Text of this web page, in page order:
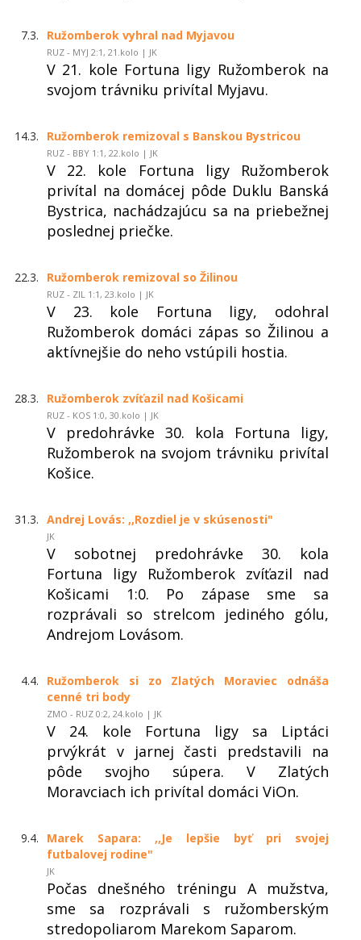
7.3. Ružomberok vyhral nad Myjavou
RUZ - MYJ 2:1, 21.kolo | JK
V 21. kole Fortuna ligy Ružomberok na
svojom trávniku privítal Myjavu.
14.3. Ružomberok remizoval s Banskou Bystricou
RUZ - BBY 1:1, 22.kolo | JK
V 22. kole Fortuna ligy Ružomberok
privítal na domácej pôde Duklu Banská
Bystrica, nachádzajúcu sa na priebežnej
poslednej priečke.
22.3. Ružomberok remizoval so Žilinou
RUZ - ZIL 1:1, 23.kolo | JK
V 23. kole Fortuna ligy, odohral
Ružomberok domáci zápas so Žilinou a
aktívnejšie do neho vstúpili hostia.
28.3. Ružomberok zvíťazil nad Košicami
RUZ - KOS 1:0, 30.kolo | JK
V predohrávke 30. kola Fortuna ligy,
Ružomberok na svojom trávniku privítal
Košice.
31.3. Andrej Lovás: ,,Rozdiel je v skúsenosti"
JK
V sobotnej predohrávke 30. kola
Fortuna ligy Ružomberok zvíťazil nad
Košicami 1:0. Po zápase sme sa
rozprávali so strelcom jediného gólu,
Andrejom Lovásom.
4.4.
Ružomberok si zo Zlatých Moraviec odnáša
cenné tri body
ZMO - RUZ 0:2, 24.kolo | JK
V 24. kole Fortuna ligy sa Liptáci
prvýkrát v jarnej časti predstavili na
pôde svojho súpera. V Zlatých
Moravciach ich privítal domáci ViOn.
9.4.
Marek Sapara: ,,Je lepšie byť pri svojej
futbalovej rodine"
JK
Počas dnešného tréningu A mužstva,
sme sa rozprávali s ružomberským
stredopoliarom Marekom Saparom.